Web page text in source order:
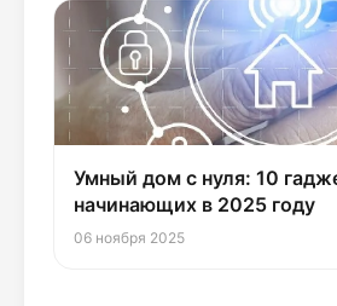
Умный дом с нуля: 10
начинающих в 2025 году
06 ноября 2025